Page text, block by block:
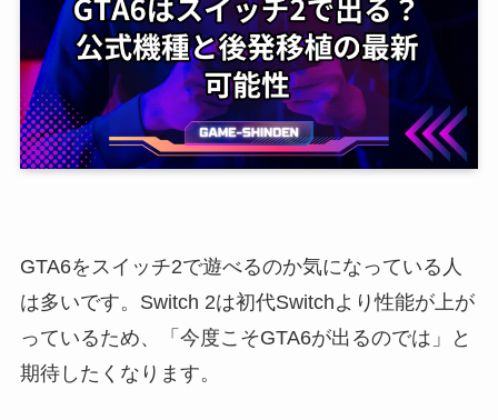
GTA6をスイッチ2で遊べるのか気になっている人
は多いです。Switch 2は初代Switchより性能が上が
っているため、「今度こそGTA6が出るのでは」と
期待したくなります。